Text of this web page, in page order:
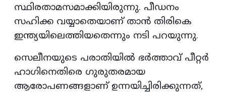
സ്ഥിരതാമസമാക്കിയിരുന്നു. പീഡനം
സഹിക്ക വയ്യാതെയാണ് താൻ തിരികെ
ഇന്ത്യയിലെത്തിയതെന്നും നടി പറയുന്നു.
സെലീനയുടെ പരാതിയിൽ ഭർത്താവ് പീറ്റർ
ഹാ​ഗിനെതിരെ ഗുരുതരമായ
ആരോപണങ്ങളാണ് ഉന്നയിച്ചിരിക്കുന്നത്,